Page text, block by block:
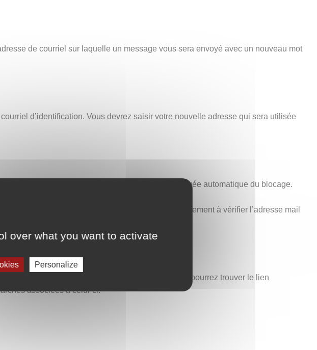
over what you want to activate
Personalize
de courriel sur laquelle un message vous sera envoyé avec un nouveau mot
d’identification. Vous devrez saisir votre nouvelle adresse qui sera utilisée
Un délai de 30 minutes est nécessaire à la levée automatique du blocage.
votre mot de passe (voir ci-dessus). Pensez également à vérifier l’adresse mail
que celle-ci ne contient aucune erreur.
personnelles. C’est également ici que vous pourrez trouver le lien
associées à celui-ci.